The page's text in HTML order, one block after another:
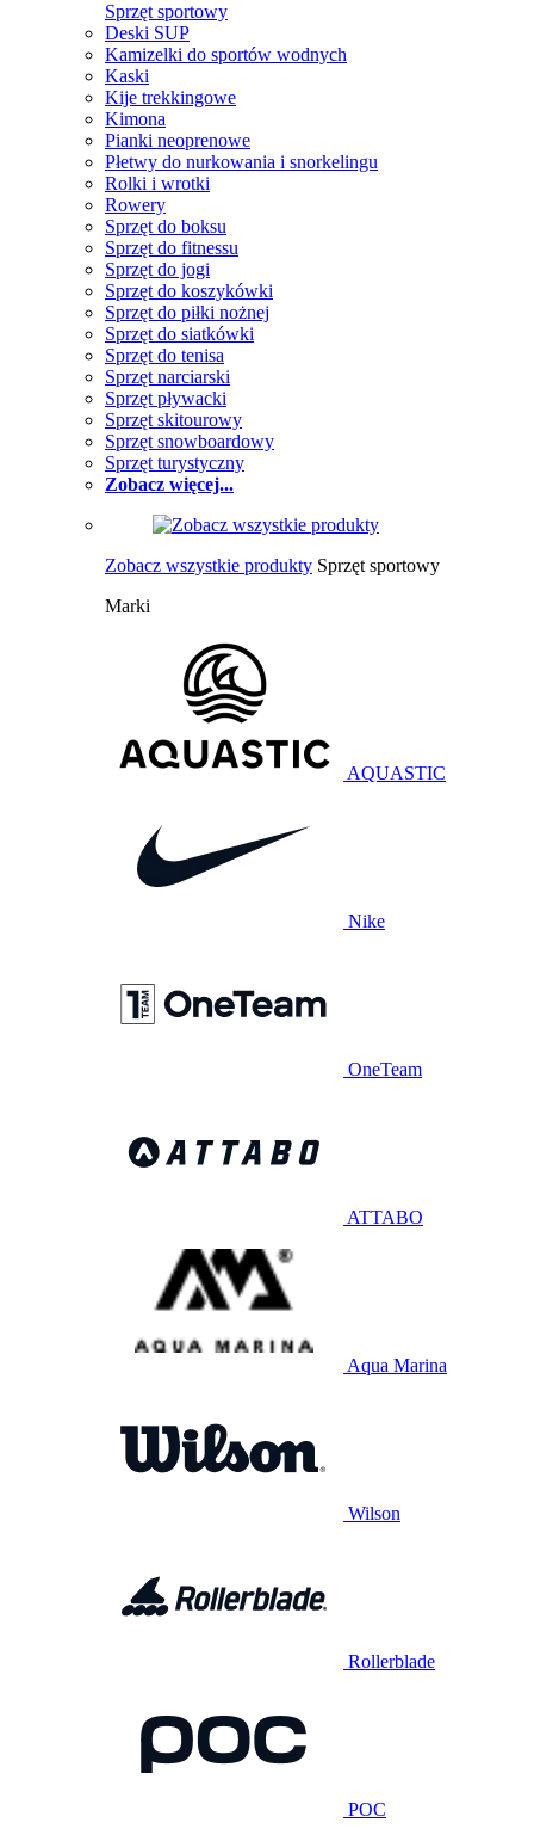
Sprzęt sportowy
Deski SUP
Kamizelki do sportów wodnych
Kaski
Kije trekkingowe
Kimona
Pianki neoprenowe
Płetwy do nurkowania i snorkelingu
Rolki i wrotki
Rowery
Sprzęt do boksu
Sprzęt do fitnessu
Sprzęt do jogi
Sprzęt do koszykówki
Sprzęt do piłki nożnej
Sprzęt do siatkówki
Sprzęt do tenisa
Sprzęt narciarski
Sprzęt pływacki
Sprzęt skitourowy
Sprzęt snowboardowy
Sprzęt turystyczny
Zobacz więcej...
Zobacz wszystkie produkty Sprzęt sportowy
Marki
AQUASTIC
Nike
OneTeam
ATTABO
Aqua Marina
Wilson
Rollerblade
POC